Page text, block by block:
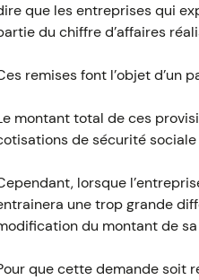
que les entreprises qui
du chiffre d’affaires
remises font l’objet d’un
montant total de ces
de sécurité sociale
lorsque
une trop grande
du montant de
que cette demande soit